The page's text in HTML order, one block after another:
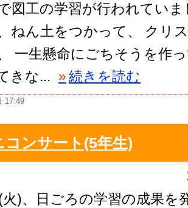
図工の学習が行われてい
ねん土をつかって、 クリ
一生懸命にごちそうを
きな... »続きを読む
17:49
コンサート(5年生)
)、日ごろの学習の成果を